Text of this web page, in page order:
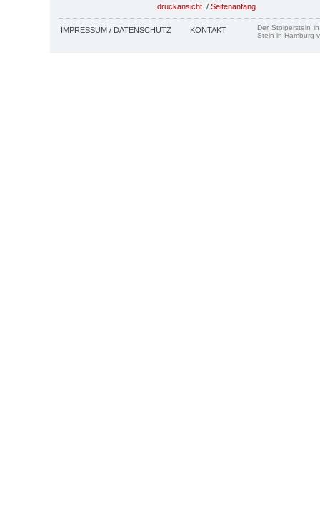
druckansicht / Seitenanfang
IMPRESSUM / DATENSCHUTZ KONTAKT
Der Stolperstein
Stein in Hamburg